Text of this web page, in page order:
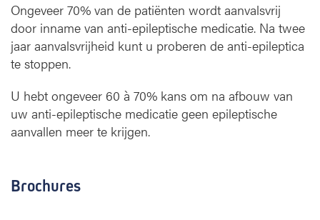
Ongeveer 70% van de patiënten wordt aanvalsvrij
door inname van anti-epileptische medicatie. Na twee
jaar aanvalsvrijheid kunt u proberen de anti-epileptica
te stoppen.
U hebt ongeveer 60 à 70% kans om na afbouw van
uw anti-epileptische medicatie geen epileptische
aanvallen meer te krijgen.
Brochures